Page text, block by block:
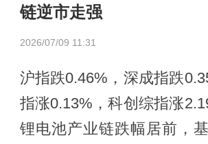
链逆市走强
2026/07/09 11:31
沪指跌0.46%，深成指跌
指涨0.13%，科创综指涨
锂电池产业链跌幅居前，